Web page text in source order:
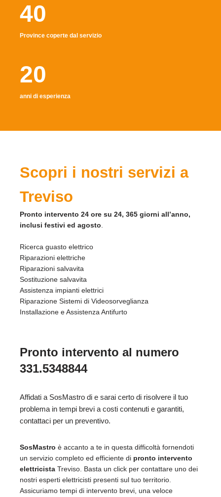
40
Province coperte dal servizio
20
anni di esperienza
Scopri i nostri servizi a
Treviso
Pronto intervento 24 ore su 24, 365 giorni all’anno,
inclusi festivi ed agosto
Ricerca guasto elettrico
Riparazioni elettriche
Riparazioni salvavita
Sostituzione salvavita
Assistenza impianti elettrici
Riparazione Sistemi di Videosorveglianza
Installazione e Assistenza Antifurto
Pronto intervento al numero
331.5348844
Affidati a SosMastro di e sarai certo di risolvere il tuo
problema in tempi brevi a costi contenuti e garantiti,
contattaci per un preventivo.
SosMastro è accanto a te in questa difficoltà fornendoti
un servizio completo ed efficiente di pronto intervento
elettricista Treviso. Basta un click per contattare uno dei
nostri esperti elettricisti presenti sul tuo territorio.
Assicuriamo tempi di intervento brevi, una veloce